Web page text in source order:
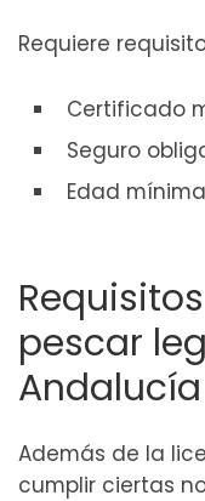
Requiere
Certificado
Seguro
Edad
pescar
Andalucía
Además de la
cumplir ciertas